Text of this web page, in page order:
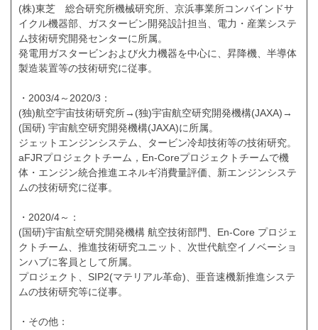
(株)東芝 総合研究所機械研究所、京浜事業所コンバインドサ
イクル機器部、ガスタービン開発設計担当、電力・産業システ
ム技術研究開発センターに所属。
発電用ガスタービンおよび火力機器を中心に、昇降機、半導体
製造装置等の技術研究に従事。
・2003/4～2020/3：
(独)航空宇宙技術研究所→(独)宇宙航空研究開発機構(JAXA)→
(国研) 宇宙航空研究開発機構(JAXA)に所属。
ジェットエンジンシステム、タービン冷却技術等の技術研究。
aFJRプロジェクトチーム，En-Coreプロジェクトチームで機
体・エンジン統合推進エネルギ消費量評価、新エンジンシステ
ムの技術研究に従事。
・2020/4～：
(国研)宇宙航空研究開発機構 航空技術部門、En-Core プロジェ
クトチーム、推進技術研究ユニット、次世代航空イノベーショ
ンハブに客員として所属。
プロジェクト、SIP2(マテリアル革命)、亜音速機新推進システ
ムの技術研究等に従事。
・その他：